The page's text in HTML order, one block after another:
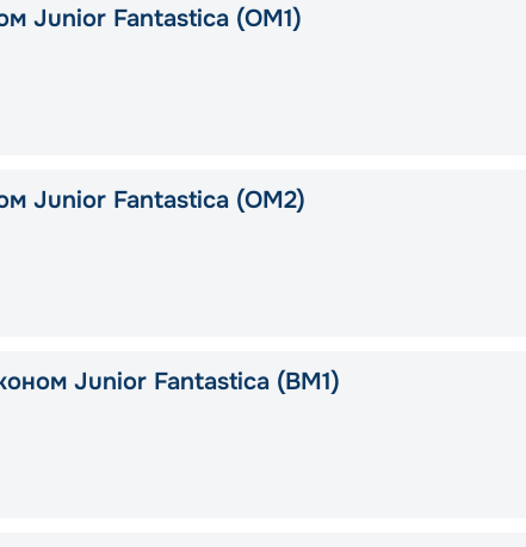
Junior Fantastica (OM1)
Junior Fantastica (OM2)
Junior Fantastica (BM1)